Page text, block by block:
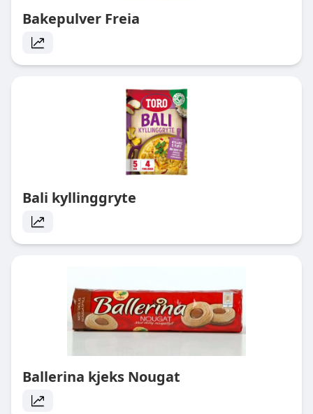
Bakepulver Freia
Bali kyllinggryte
Ballerina kjeks Nougat